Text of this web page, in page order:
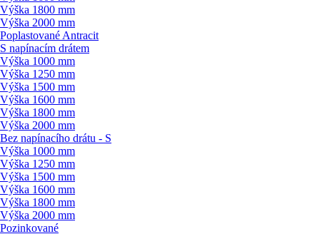
Výška 1800 mm
Výška 2000 mm
Poplastované Antracit
S napínacím drátem
Výška 1000 mm
Výška 1250 mm
Výška 1500 mm
Výška 1600 mm
Výška 1800 mm
Výška 2000 mm
Bez napínacího drátu - S
Výška 1000 mm
Výška 1250 mm
Výška 1500 mm
Výška 1600 mm
Výška 1800 mm
Výška 2000 mm
Pozinkované